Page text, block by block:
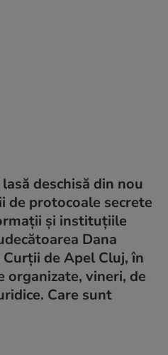
deschisă din nou
de protocoale secrete
şi instituţiile
Dana
de Apel Cluj, în
organizate, vineri, de
Care sunt